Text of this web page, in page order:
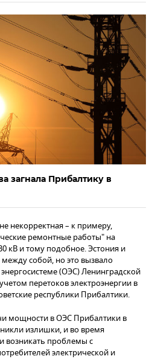
загнала Прибалтику в
некорректная – к примеру,
ремонтные работы" на
кВ и тому подобное. Эстония и
собой, но это вызвало
(ОЭС) Ленинградской
перетоков электроэнергии в
республики Прибалтики.
мощности в ОЭС Прибалтики в
излишки, и во время
возникать проблемы с
электрической и